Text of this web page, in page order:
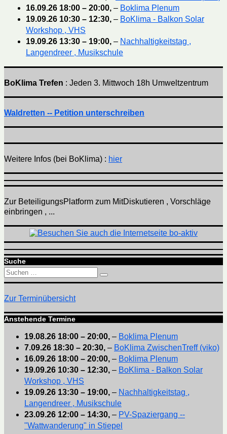
16.09.26 18:00 – 20:00, – Boklima Plenum
19.09.26 10:30 – 12:30, – BoKlima - Balkon Solar
Workshop , VHS
19.09.26 13:30 – 19:00, – Nachhaltigkeitstag ,
Langendreer , Musikschule
BoKlima Trefen : Jeden 3. Mittwoch 18h Umweltzentrum
Waldretten -- Petition unterschreiben
Weitere Infos (bei BoKlima) : hier
Zur BeteiligungsPlatform zum MitDiskutieren , Vorschläge
einbringen , ...
Suche
Suchen
nach:
Suchen
Zur Terminübersicht
Anstehende Termine
19.08.26 18:00 – 20:00, – Boklima Plenum
7.09.26 18:30 – 20:30, – BoKlima ZwischenTreff (viko)
16.09.26 18:00 – 20:00, – Boklima Plenum
19.09.26 10:30 – 12:30, – BoKlima - Balkon Solar
Workshop , VHS
19.09.26 13:30 – 19:00, – Nachhaltigkeitstag ,
Langendreer , Musikschule
23.09.26 12:00 – 14:30, – PV-Spaziergang --
"Wattwanderung" in Stiepel